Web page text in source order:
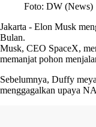
Foto: DW (News)
Jakarta - Elon Musk
Bulan.
Musk, CEO SpaceX,
memanjat pohon
Sebelumnya, Duffy
menggagalkan upaya